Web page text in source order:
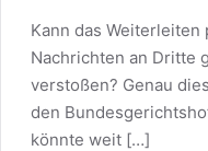
Kann das Weiterleiten
Nachrichten an Dritte
verstoßen? Genau
den
könnte weit […]